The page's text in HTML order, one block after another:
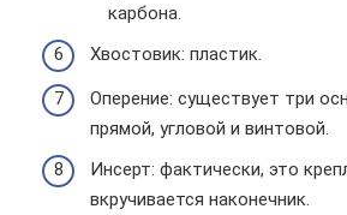
карбона.
Хвостовик: пластик.
Оперение: существует три
прямой, угловой и винтовой.
Инсерт: фактически, это
вкручивается наконечник.